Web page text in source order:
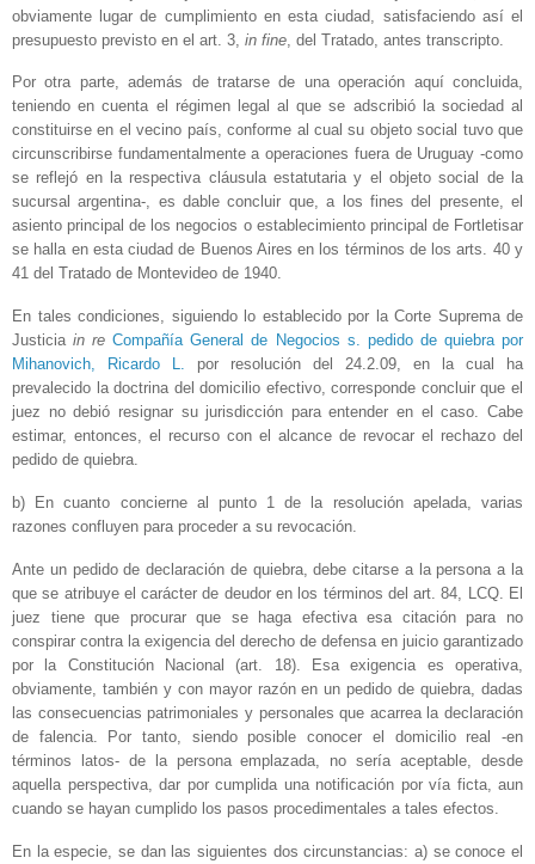
obviamente lugar de cumplimiento en esta ciudad, satisfaciendo así el
presupuesto previsto en el art. 3, in fine , del Tratado, antes transcripto.
Por otra parte, además de tratarse de una operación aquí concluida,
teniendo en cuenta el régimen legal al que se adscribió la sociedad al
constituirse en el vecino país, conforme al cual su objeto social tuvo que
circunscribirse fundamentalmente a operaciones fuera de Uruguay -como
se reflejó en la respectiva cláusula estatutaria y el objeto social de la
sucursal argentina-, es dable concluir que, a los fines del presente, el
asiento principal de los negocios o establecimiento principal de Fortletisar
se halla en esta ciudad de Buenos Aires en los términos de los arts. 40 y
41 del Tratado de Montevideo de 1940.
En tales condiciones, siguiendo lo establecido por la Corte Suprema de
Justiciain re Compañía General de Negocios s. pedido de quiebra por
Mihanovich, Ricardo L. por resolución del 24.2.09, en la cual ha
prevalecido la doctrina del domicilio efectivo, corresponde concluir que el
juez no debió resignar su jurisdicción para entender en el caso. Cabe
estimar, entonces, el recurso con el alcance de revocar el rechazo del
pedido de quiebra.
b) En cuanto concierne al punto 1 de la resolución apelada, varias
razones confluyen para proceder a su revocación.
Ante un pedido de declaración de quiebra, debe citarse a la persona a la
que se atribuye el carácter de deudor en los términos del art. 84, LCQ. El
juez tiene que procurar que se haga efectiva esa citación para no
conspirar contra la exigencia del derecho de defensa en juicio garantizado
por la Constitución Nacional (art. 18). Esa exigencia es operativa,
obviamente, también y con mayor razón en un pedido de quiebra, dadas
las consecuencias patrimoniales y personales que acarrea la declaración
de falencia. Por tanto, siendo posible conocer el domicilio real -en
términos latos- de la persona emplazada, no sería aceptable, desde
aquella perspectiva, dar por cumplida una notificación por vía ficta, aun
cuando se hayan cumplido los pasos procedimentales a tales efectos.
En la especie, se dan las siguientes dos circunstancias: a) se conoce el